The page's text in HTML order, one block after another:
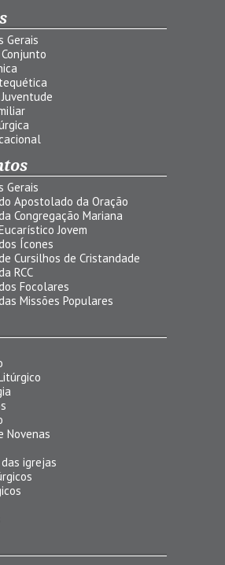
Gerais
Gerais
Apostolado da Oração
Congregação Mariana
Jovem
Ícones
Cursilhos de Cristandade
RCC
Focolares
Missões Populares
Novenas
igrejas